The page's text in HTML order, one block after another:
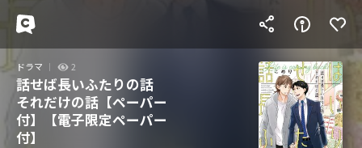
ドラマ 2
話せば長いふたりの話
それだけの話【ペーパー
付】【電子限定ペーパー
付】